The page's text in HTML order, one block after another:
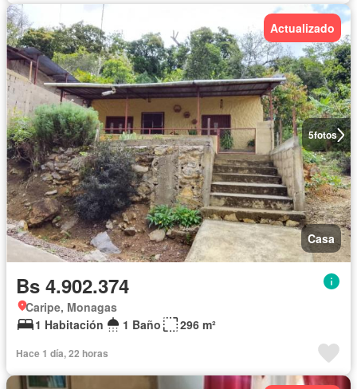
5fotos
Actualizado
Casa
Bs 4.902.374
Caripe, Monagas
1 Habitación
1 Baño 296 m²
Hace 1 día, 22 horas